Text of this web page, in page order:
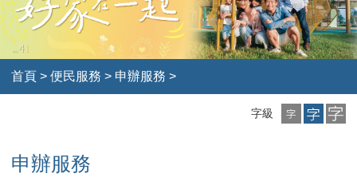
首頁 >便民服務 > 申辦服務 >
字級
小
字
中
字
大
字
申辦服務